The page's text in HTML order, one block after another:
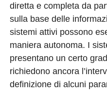
diretta e completa da
sulla base delle
sistemi attivi possono
maniera autonoma. I
presentano un certo
richiedono ancora
definizione di alcuni